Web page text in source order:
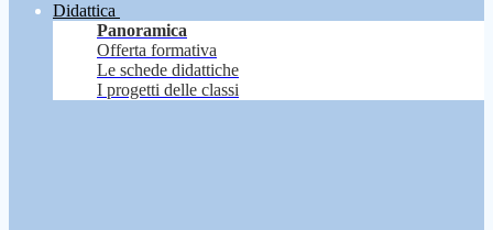
Didattica
Panoramica
Offerta formativa
Le schede didattiche
I progetti delle classi